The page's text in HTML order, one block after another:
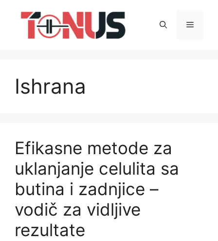
Menu
Ishrana
Efikasne metode za
uklanjanje celulita sa
butina i zadnjice –
vodič za vidljive
rezultate